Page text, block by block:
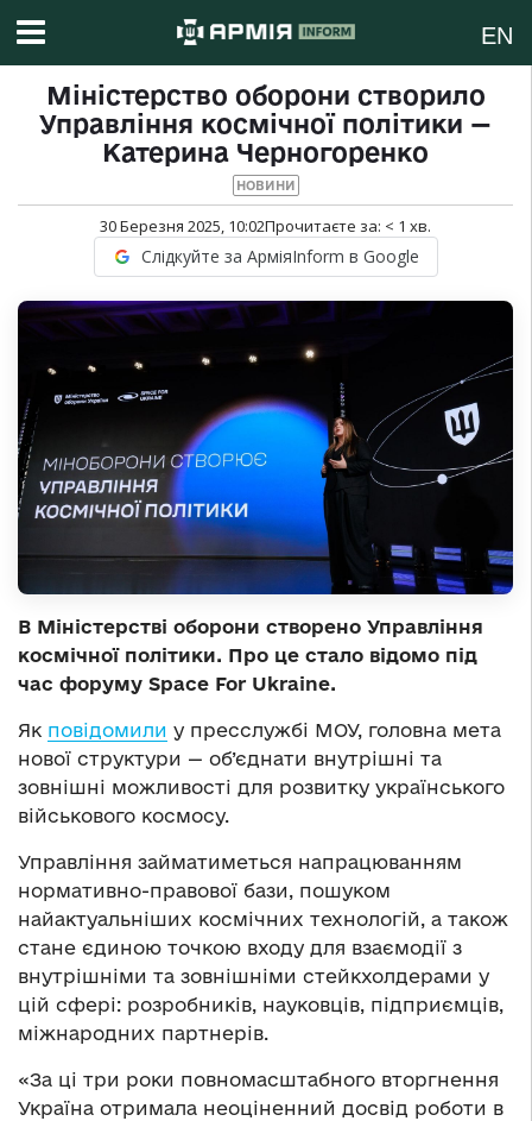
EN
Міністерство оборони створило
Управління космічної політики —
Катерина Черногоренко
НОВИНИ
30 Березня 2025, 10:02Прочитаєте за: < 1 хв.
Слідкуйте за АрміяInform в Google
В Міністерстві оборони створено Управління
космічної політики. Про це стало відомо під
час форуму Space For Ukraine.
Як повідомили у пресслужбі МОУ, головна мета
нової структури — об’єднати внутрішні та
зовнішні можливості для розвитку українського
військового космосу.
Управління займатиметься напрацюванням
нормативно-правової бази, пошуком
найактуальніших космічних технологій, а також
стане єдиною точкою входу для взаємодії з
внутрішніми та зовнішніми стейкхолдерами у
цій сфері: розробників, науковців, підприємців,
міжнародних партнерів.
«За ці три роки повномасштабного вторгнення
Україна отримала неоціненний досвід роботи в